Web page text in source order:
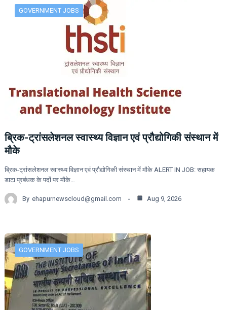
GOVERNMENT JOBS
ब्रिक-ट्रांसलेशनल स्वास्थ्य विज्ञान एवं प्रौद्योगिकी संस्थान में
मौके
ब्रिक-ट्रांसलेशनल स्वास्थ्य विज्ञान एवं प्रौद्योगिकी संस्थान में मौके ALERT IN JOB: सहायक
डाटा प्रबंधक के पदों पर मौके…
By ehapurnewscloud@gmail.com Aug 9, 2026
GOVERNMENT JOBS